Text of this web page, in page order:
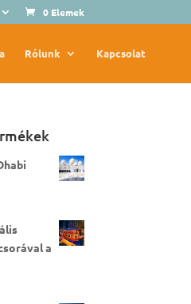
0 Elemek
Rólunk Kapcsolat
a